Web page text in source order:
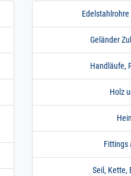
Geländer
Handläufe,
Holz
Fittings
Seil, Kette,